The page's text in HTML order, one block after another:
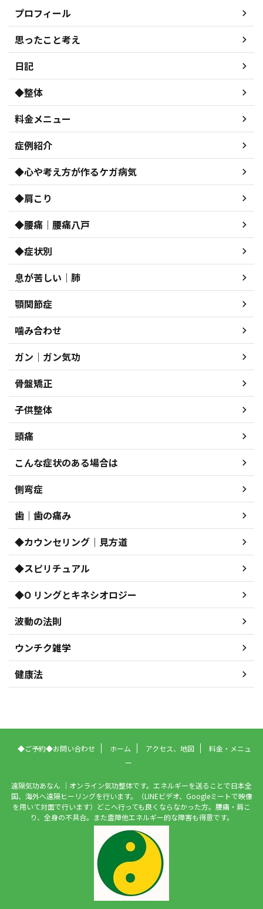
プロフィール
思ったこと考え
日記
◆整体
料金メニュー
症例紹介
◆心や考え方が作るケガ病気
◆肩こり
◆腰痛｜腰痛八戸
◆症状別
息が苦しい｜肺
顎関節症
噛み合わせ
ガン｜ガン気功
骨盤矯正
子供整体
頭痛
こんな症状のある場合は
側弯症
歯｜歯の痛み
◆カウンセリング｜見方道
◆スピリチュアル
◆O リングとキネシオロジー
波動の法則
ウンチク雑学
健康法
◆ご予約◆お問い合わせ ホーム アクセス、地図
料金・メニュ
ー
遠隔気功あなん ｜オンライン気功整体です。エネルギーを送ることで日本全
国、海外へ遠隔ヒーリングを行います。（LINEビデオ、Googleミートで映像
を用いて対面で行います）どこへ行っても良くならなかった方。腰痛・肩こ
り、全身の不具合。また霊障他エネルギー的な障害も得意です。